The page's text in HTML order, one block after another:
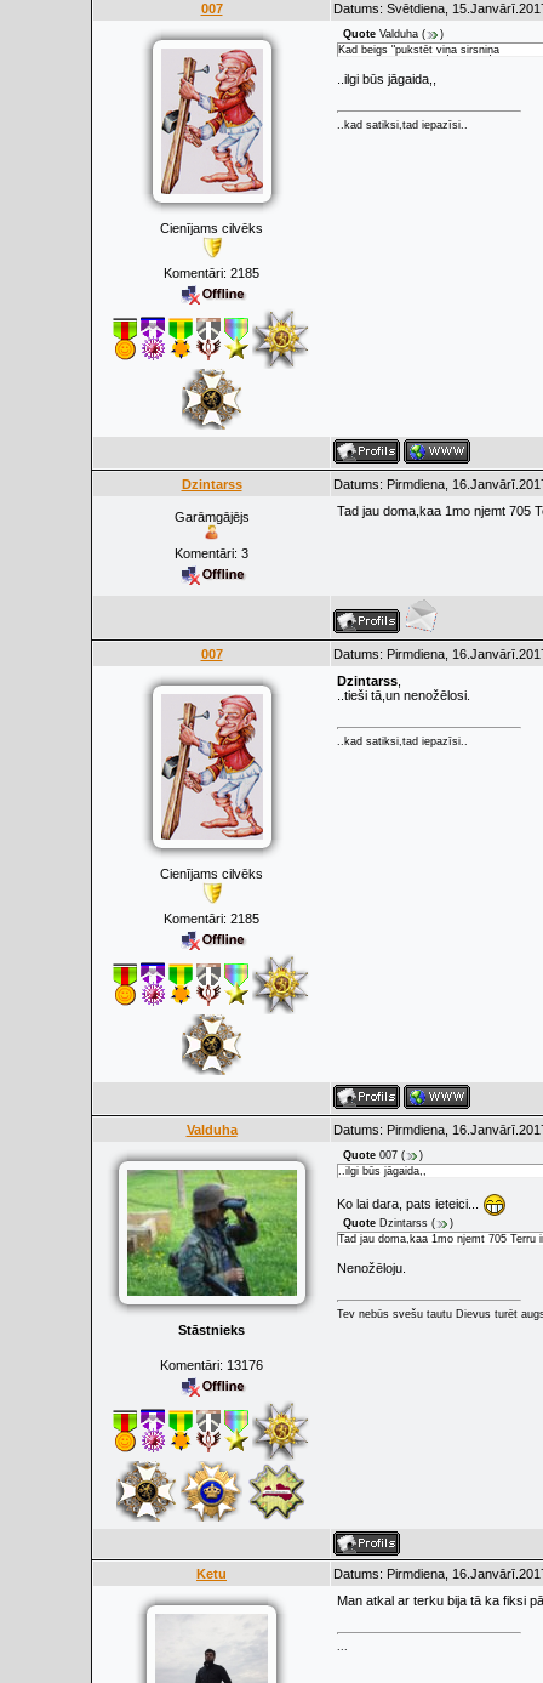
007 Datums: Svētdiena,
Cienījams cilvēks
Komentāri: 2185
Quote Valduha (
)
Kad beigs "pukstēt viņa sirsniņa
..ilgi būs jāgaida,,
..kad satiksi,tad iepazīsi..
Dzintarss Datums: Pirmdiena,
Garāmgājējs
Komentāri: 3
Tad jau doma,kaa 1mo njemt 705
007 Datums: Pirmdiena,
Cienījams cilvēks
Komentāri: 2185
Dzintarss
..tieši tā,un nenožēlosi.
..kad satiksi,tad iepazīsi..
Valduha Datums: Pirmdiena,
Stāstnieks
Komentāri: 13176
Quote 007 (
)
..ilgi būs jāgaida,,
Ko lai dara, pats ieteici...
Quote Dzintarss (
)
Tad jau doma,kaa 1mo njemt 705
Nenožēloju.
Tev nebūs svešu tautu Dievus turēt
Ketu
Datums: Pirmdiena,
Man atkal ar terku bija tā ka fiksi
...